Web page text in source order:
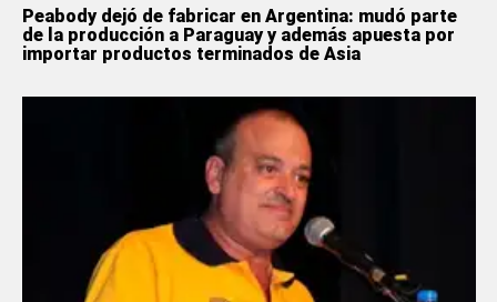
Peabody dejó de fabricar en Argentina: mudó parte
de la producción a Paraguay y además apuesta por
importar productos terminados de Asia